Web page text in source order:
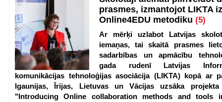
prasmes, izmantojot LIKTA
Online4EDU metodiku (5)
Ar mērķi uzlabot Latvijas
iemaņas, tai skaitā prasmes
sadarbības un apmācību
gada rudenī Latvijas
komunikācijas tehnoloģijas asociācija (LIKTA) kopā ar
Igaunijas, Īrijas, Lietuvas un Vācijas uzsāka projekta
"Introducing Online collaboration methods and tools